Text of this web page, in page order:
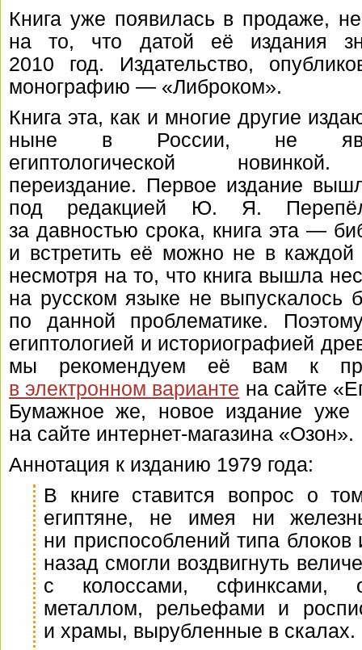
Книга уже появилась в продаже,
на то, что датой её издания
2010 год. Издательство,
монографию — «Либроком».
Книга эта, как и многие другие
ныне в России, не
египтологической
переиздание. Первое издание
под редакцией Ю. Я.
за давностью срока, книга эта —
и встретить её можно не в
несмотря на то, что книга вышла
на русском языке не выпускалось
по данной проблематике.
египтологией и историографией
мы рекомендуем её вам к
в электронном варианте на сайте
Бумажное же, новое издание
на сайте интернет-магазина «Озон».
Аннотация к изданию 1979 года:
В книге ставится вопрос о
египтяне, не имея ни
ни приспособлений типа
назад смогли воздвигнуть
с колоссами, сфинксами,
металлом, рельефами и
и храмы, вырубленные в скалах.